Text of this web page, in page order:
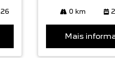
0 km
Mais